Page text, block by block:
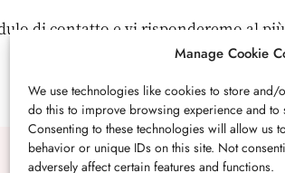
Manage Cookie
We use technologies like cookies to store
do this to improve browsing experience and to
Consenting to these technologies will allow us
behavior or unique IDs on this site. Not
adversely affect certain features and functions.
di contatto e vi risponderemo al